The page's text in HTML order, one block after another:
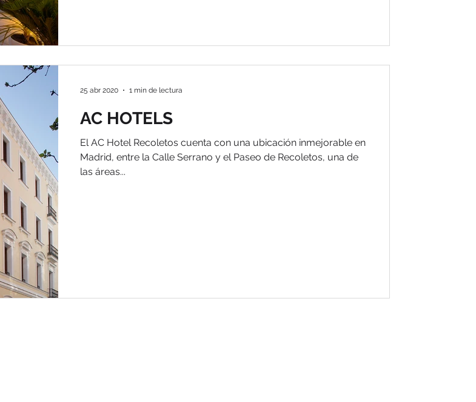
AC HOTELS
El AC Hotel Recoletos cuenta con una ubicación inmejorable en
Madrid, entre la Calle Serrano y el Paseo de Recoletos, una de
las áreas...
25 abr 2020 1 min de lectura